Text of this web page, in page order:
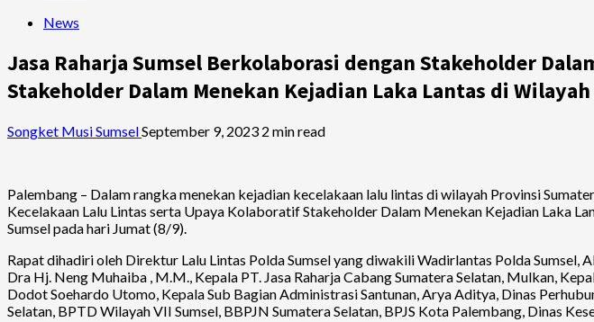
News
Jasa Raharja Sumsel Berkolaborasi dengan Stakeholder
Stakeholder Dalam Menekan Kejadian Laka Lantas di
Songket Musi SumselSeptember 9, 2023 2 min read
Palembang – Dalam rangka menekan kejadian kecelakaan lalu lintas di wilayah Provinsi
Kecelakaan Lalu Lintas serta Upaya Kolaboratif Stakeholder Dalam Menekan Kejadian Laka
Sumsel pada hari Jumat (8/9).
Rapat dihadiri oleh Direktur Lalu Lintas Polda Sumsel yang diwakili Wadirlantas Polda Sumsel,
Dra Hj. Neng Muhaiba , M.M., Kepala PT. Jasa Raharja Cabang Sumatera Selatan, Mulkan,
Dodot Soehardo Utomo, Kepala Sub Bagian Administrasi Santunan, Arya Aditya, Dinas
Selatan, BPTD Wilayah VII Sumsel, BBPJN Sumatera Selatan, BPJS Kota Palembang, Dinas